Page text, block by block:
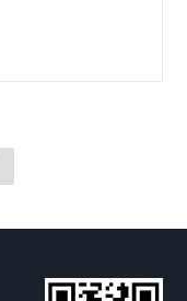
产、教学中广泛
测试精准。受到